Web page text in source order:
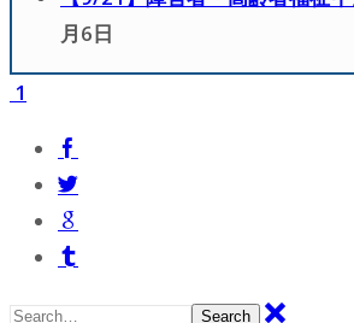
月6日
1
Search